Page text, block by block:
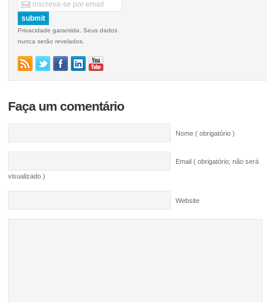
Privacidade garantida. Seus dados
nunca serão revelados.
Faça um comentário
Nome ( obrigatório )
Email ( obrigatório; não será
visualizado )
Website